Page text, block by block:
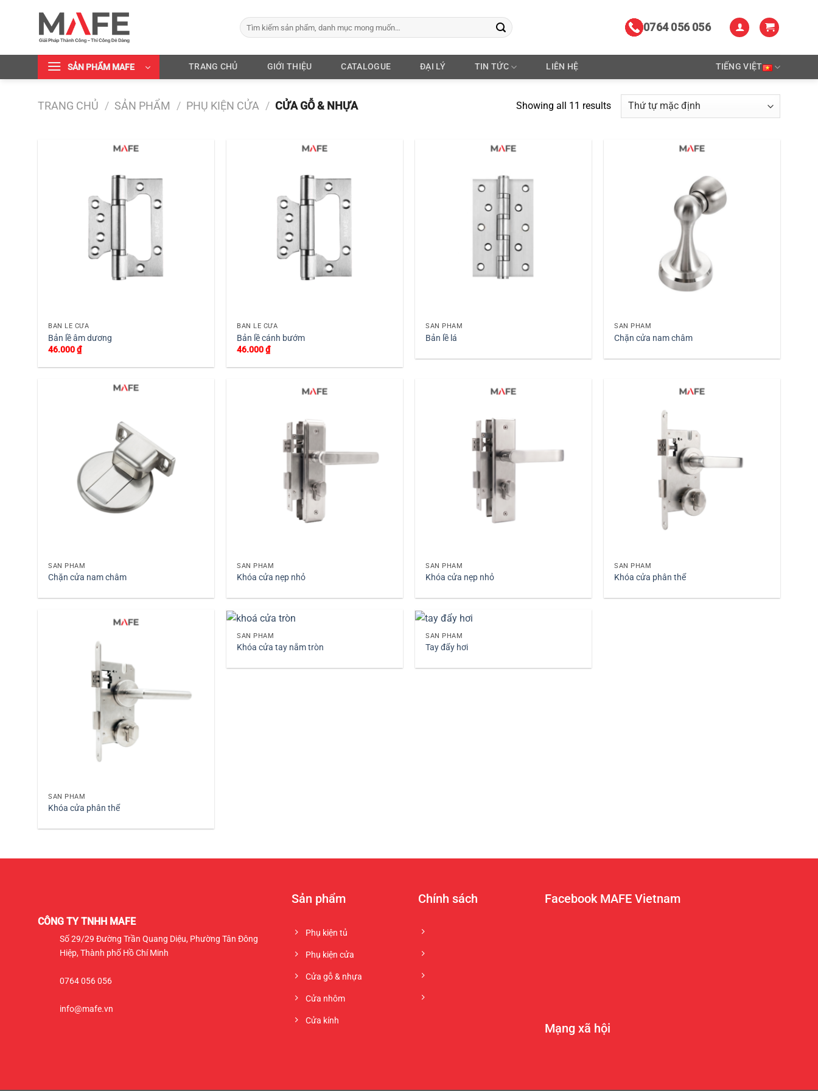
dung
Tìm
kiếm:
0764 056 056
SẢN PHẨM MAFE TRANG CHỦ GIỚI THIỆU CATALOGUE ĐẠI LÝ TIN TỨC LIÊN HỆ TIẾNG VIỆT
TRANG CHỦ / SẢN PHẨM / PHỤ KIỆN CỬA / CỬA GỖ & NHỰA Showing all 11 results
BẢN LỀ CỬA
Bản lề âm dương
46.000₫
BẢN LỀ CỬA
Bản lề cánh bướm
46.000₫
SẢN PHẨM
Bản lề lá
SẢN PHẨM
Chặn cửa nam châm
SẢN PHẨM
Chặn cửa nam châm
SẢN PHẨM
Khóa cửa nẹp nhỏ
SẢN PHẨM
Khóa cửa nẹp nhỏ
SẢN PHẨM
Khóa cửa phân thể
SẢN PHẨM
Khóa cửa phân thể
+
SẢN PHẨM
Khóa cửa tay nắm tròn
SẢN PHẨM
Tay đẩy hơi
CÔNG TY TNHH MAFE
Số 29/29 Đường Trần Quang Diệu, Phường Tân Đông
Hiệp, Thành phố Hồ Chí Minh
0764 056 056
info@mafe.vn
Sản phẩm
Phụ kiện tủ
Phụ kiện cửa
Cửa gỗ & nhựa
Cửa nhôm
Cửa kính
Chính sách Facebook MAFE Vietnam
Mạng xã hội